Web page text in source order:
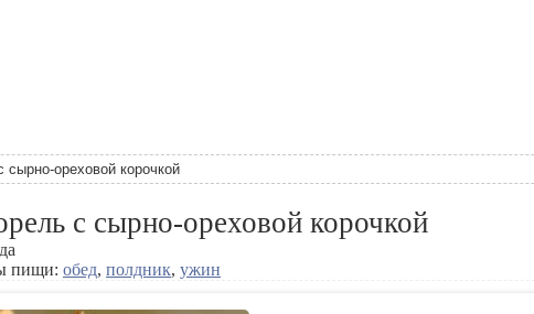
ореховой корочкой
с сырно-ореховой корочкой
пищи: обед, полдник, ужин